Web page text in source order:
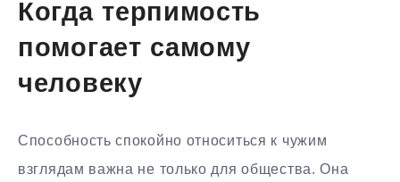
Когда терпимость
помогает самому
человеку
Способность спокойно относиться к чужим
взглядам важна не только для общества. Она